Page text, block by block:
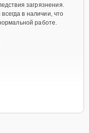
загрязнения.
в наличии, что
работе.